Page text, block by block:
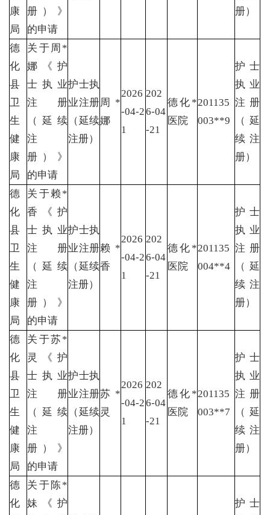
康
局
册）》
的申请
册）
德
化
县
卫
生
健
康
局
关于周*
娜《护
士执业
注册
（延续
注
册）》
的申请
护士执
业注册
（延续
注册）
周*
娜
2026
-04-2
1
202
6-04
-21
德化*
医院
201135
003**9
护士
执业
注册
（延
续注
册）
德
化
县
卫
生
健
康
局
关于赖*
香《护
士执业
注册
（延续
注
册）》
的申请
护士执
业注册
（延续
注册）
赖*
香
2026
-04-2
1
202
6-04
-21
德化*
医院
201135
004**4
护士
执业
注册
（延
续注
册）
德
化
县
卫
生
健
康
局
关于苏*
灵《护
士执业
注册
（延续
注
册）》
的申请
护士执
业注册
（延续
注册）
苏*
灵
2026
-04-2
1
202
6-04
-21
德化*
医院
201135
003**7
护士
执业
注册
（延
续注
册）
德
化
关于陈*
妹《护
护士